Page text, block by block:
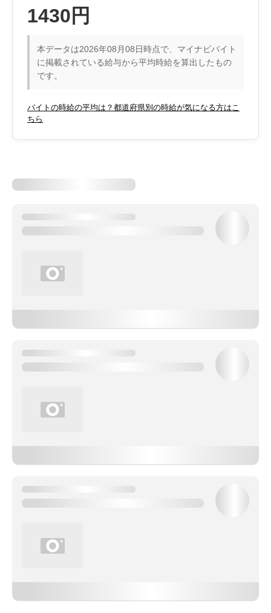
1430円
本データは2026年08月08日時点で、マイナビバイト
に掲載されている給与から平均時給を算出したもの
です。
バイトの時給の平均は？都道府県別の時給が気になる方はこ
ちら